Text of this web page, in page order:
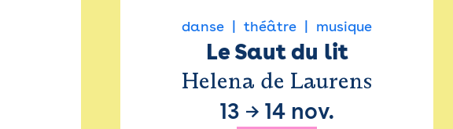
danse théâtre musique
Le Saut du lit
Helena de Laurens
13 → 14 nov.